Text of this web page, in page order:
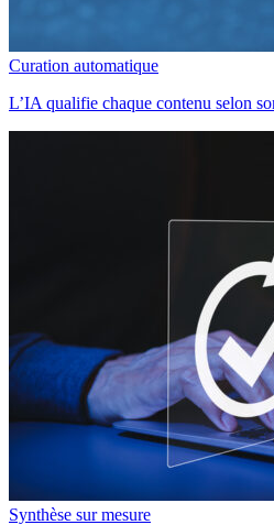
Curation automatique
L’IA qualifie chaque contenu selon
Synthèse sur mesure